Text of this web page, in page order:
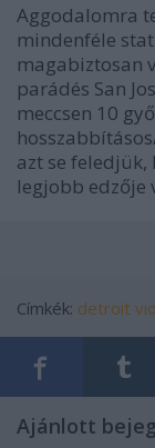
Aggodalomra
mindenféle
magabiztosan
parádés San
meccsen 10
azt se feledjük,
legjobb edzője
Címkék: detroit
Ajánlott